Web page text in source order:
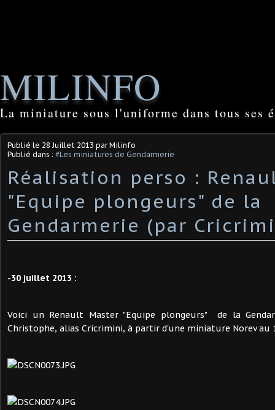
MILINFO
La miniature sous l'uniforme dans tous ses
Publié le 28 Juillet 2013 par Milinfo
Publié dans : #Les miniatures de Gendarmerie
Réalisation perso :
"Equipe plongeurs" de la
Gendarmerie (par
-30 juillet 2013 :
Voici un Renault Master "Equipe plongeurs" de la
Christophe, alias Cricrimini, à partir d'une miniature Norev au